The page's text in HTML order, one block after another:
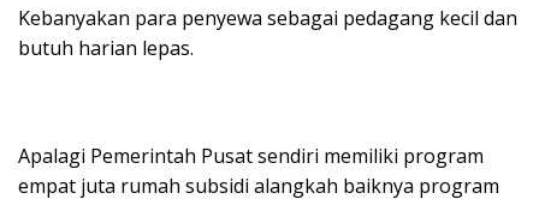
Kebanyakan para penyewa sebagai pedagang kecil dan
butuh harian lepas.
Apalagi Pemerintah Pusat sendiri memiliki program
empat juta rumah subsidi alangkah baiknya program